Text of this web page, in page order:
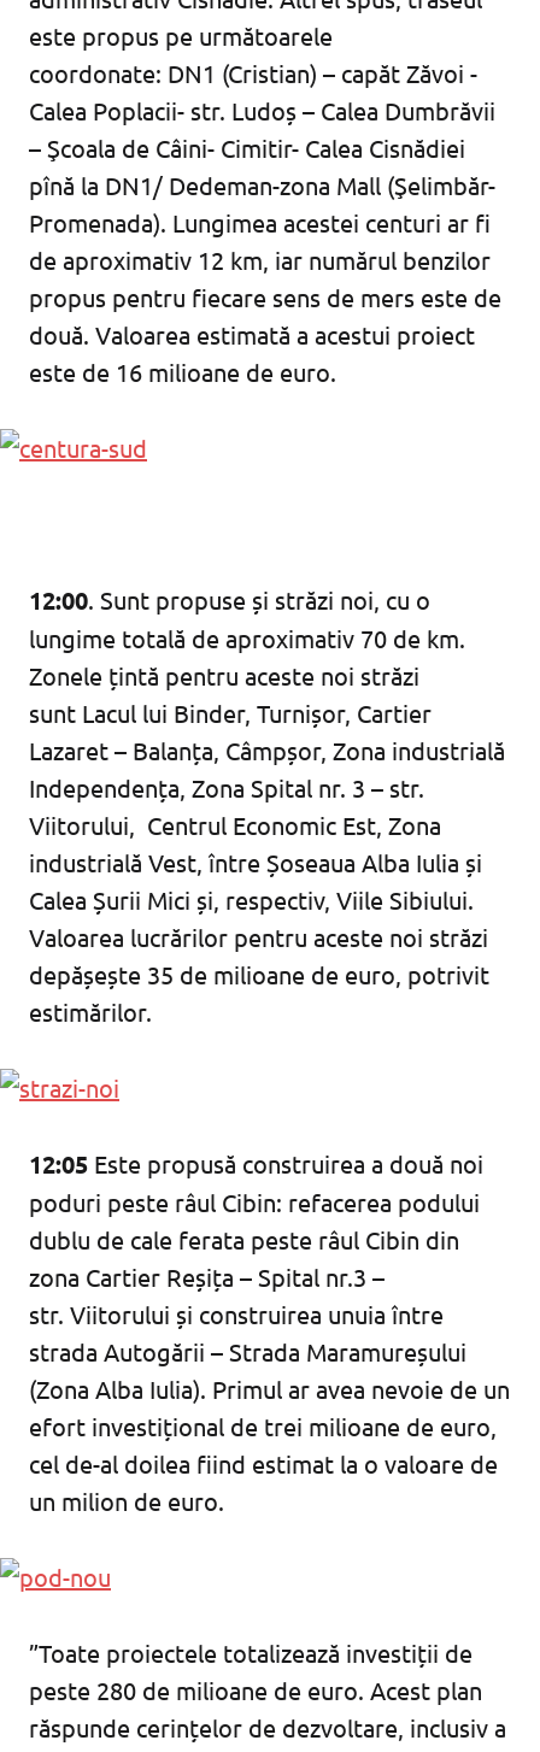
este propus pe următoarele
coordonate: DN1 (Cristian) – capăt Zăvoi -
Calea Poplacii- str. Ludoș – Calea Dumbrăvii
– Şcoala de Câini- Cimitir- Calea Cisnădiei
pînă la DN1/ Dedeman-zona Mall (Şelimbăr-
Promenada). Lungimea acestei centuri ar fi
de aproximativ 12 km, iar numărul benzilor
propus pentru fiecare sens de mers este de
două. Valoarea estimată a acestui proiect
este de 16 milioane de euro.
12:00. Sunt propuse și străzi noi, cu o
lungime totală de aproximativ 70 de km.
Zonele țintă pentru aceste noi străzi
sunt Lacul lui Binder, Turnișor, Cartier
Lazaret – Balanța, Câmpșor, Zona industrială
Independența, Zona Spital nr. 3 – str.
Viitorului, Centrul Economic Est, Zona
industrială Vest, între Șoseaua Alba Iulia și
Calea Șurii Mici și, respectiv, Viile Sibiului.
Valoarea lucrărilor pentru aceste noi străzi
depășește 35 de milioane de euro, potrivit
estimărilor.
12:05 Este propusă construirea a două noi
poduri peste râul Cibin: refacerea podului
dublu de cale ferata peste râul Cibin din
zona Cartier Reșița – Spital nr.3 –
str. Viitorului și construirea unuia între
strada Autogării – Strada Maramureșului
(Zona Alba Iulia). Primul ar avea nevoie de un
efort investițional de trei milioane de euro,
cel de-al doilea fiind estimat la o valoare de
un milion de euro.
”Toate proiectele totalizează investiții de
peste 280 de milioane de euro. Acest plan
răspunde cerințelor de dezvoltare, inclusiv a